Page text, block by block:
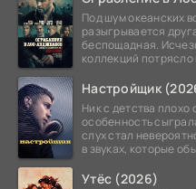
Под шум океанских
разыгрывается
беспощадная.
коллекций
Настройщик
Ник с детства плохо
особенность
слух стал
в звуках, которые
Утёс (2026)